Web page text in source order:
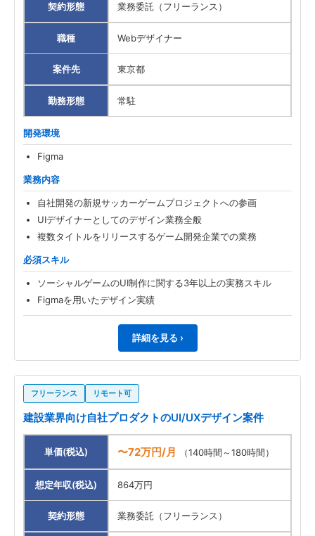
契約形態 業務委託（フリーランス）
職種 Webデザイナー
案件先 東京都
勤務形態 常駐
開発環境
Figma
業務内容
自社開発の新規サッカーゲームプロジェクトへの参画
UIデザイナーとしてのデザイン業務全般
複数タイトルをリリースするゲーム開発企業での業務
必須スキル
ソーシャルゲームのUI制作に関する3年以上の実務スキル
Figmaを用いたデザイン実績
詳細を見る ›
フリーランス リモート可
建設業界向け自社プロダクトのUI/UXデザイン案件
単価(税込) 〜72万円/月 （140時間～180時間）
想定年収(税込) 864万円
契約形態 業務委託（フリーランス）